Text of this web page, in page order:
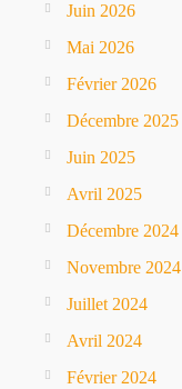
Juin 2026
Mai 2026
Février 2026
Décembre 2025
Juin 2025
Avril 2025
Décembre 2024
Novembre 2024
Juillet 2024
Avril 2024
Février 2024